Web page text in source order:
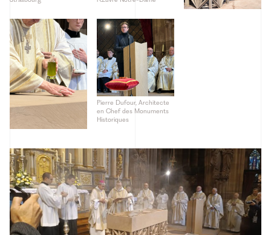
Pierre Dufour, Architecte
en Chef des Monuments
Historiques